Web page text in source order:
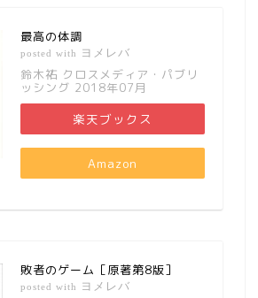
最高の体調
posted with ヨメレバ
鈴木祐 クロスメディア・パブリ
ッシング 2018年07月
楽天ブックス
Amazon
敗者のゲーム［原著第8版］
posted with ヨメレバ